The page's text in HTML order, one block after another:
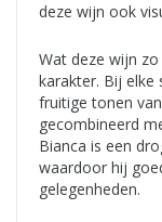
deze wijn ook
Wat deze wijn
karakter. Bij elke
fruitige tonen
gecombineerd
Bianca is een
waardoor hij
gelegenheden.